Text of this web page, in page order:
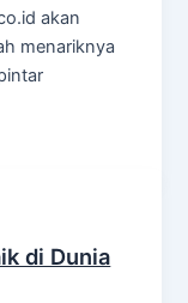
akan
menariknya
di Dunia